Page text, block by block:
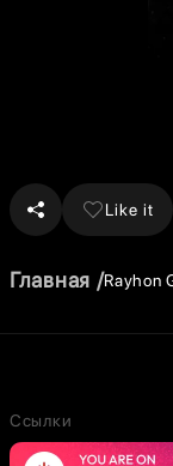
Like it
Главная Rayhon
Ссылки